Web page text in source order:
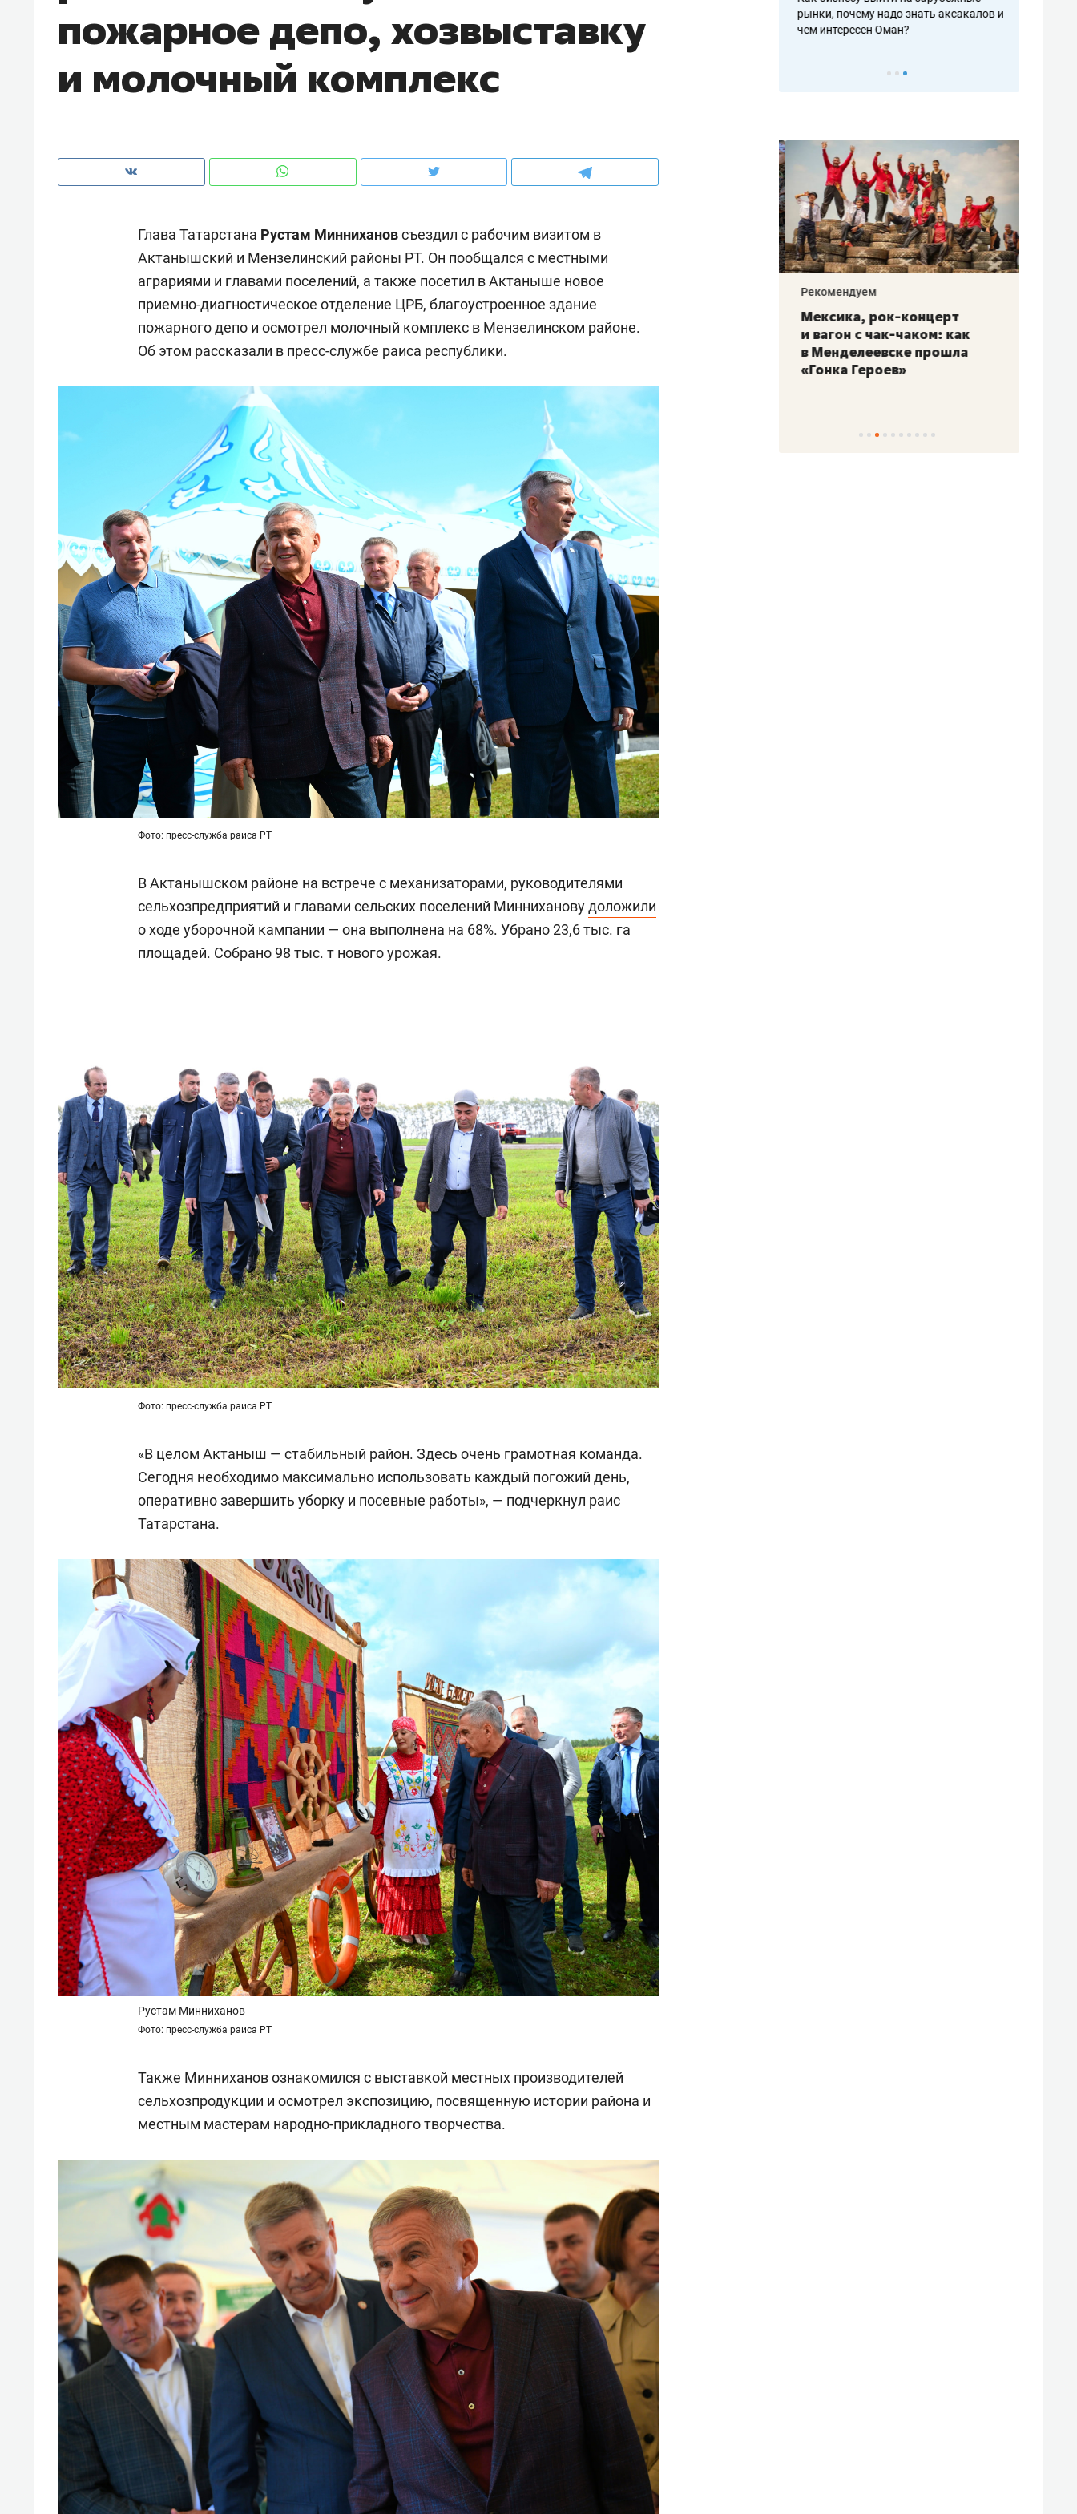
пожарное депо, хозвыставку
и молочный комплекс
Глава Татарстана Рустам Миннихановсъездил с рабочим визитом в
Актанышский и Мензелинский районы РТ. Он пообщался с местными
аграриями и главами поселений, а также посетил в Актаныше новое
приемно-диагностическое отделение ЦРБ, благоустроенное здание
пожарного депо и осмотрел молочный комплекс в Мензелинском районе.
Об этом рассказали в пресс-службе раиса республики.
Фото: пресс-служба раиса РТ
В Актанышском районе на встрече с механизаторами, руководителями
сельхозпредприятий и главами сельских поселений Миннихановудоложили
о ходе уборочной кампании — она выполнена на 68%. Убрано 23,6 тыс. га
площадей. Собрано 98 тыс. т нового урожая.
Фото: пресс-служба раиса РТ
«В целом Актаныш — стабильный район. Здесь очень грамотная команда.
Сегодня необходимо максимально использовать каждый погожий день,
оперативно завершить уборку и посевные работы», — подчеркнул раис
Татарстана.
Рустам Минниханов
Фото: пресс-служба раиса РТ
Также Минниханов ознакомился с выставкой местных производителей
сельхозпродукции и осмотрел экспозицию, посвященную истории района и
местным мастерам народно-прикладного творчества.
чем интересен Оман?
клиентах и чудных запросах мастеров
налогах и развитии без кредитов
рынки, почему надо знать аксакалов и
чем интересен Оман?
Как ГК «МИР ГРУПП» и ВТБ
создают оазис жилого
комфорта под Казанью
Рекомендуем
150 камер до квартиры и Face
ID вместо ключа: какой будет
безопасность в ЖК «Нова»
Опыт выживания в дикой
природе, работа
антихрупких команд
Рекомендуем
Мексика, рок-концерт
и вагон с чак-чаком: как
в Менделеевске прошла
«Гонка Героев»